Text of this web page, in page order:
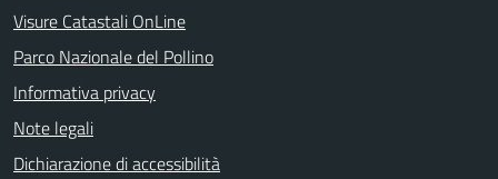
Visure Catastali OnLine
Parco Nazionale del Pollino
Informativa privacy
Note legali
Dichiarazione di accessibilità